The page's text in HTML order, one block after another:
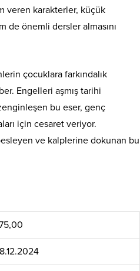
veren karakterler, küçük
de önemli dersler almasını
çocuklara farkındalık
Engelleri aşmış tarihi
bu eser, genç
için cesaret veriyor.
ve kalplerine dokunan bu